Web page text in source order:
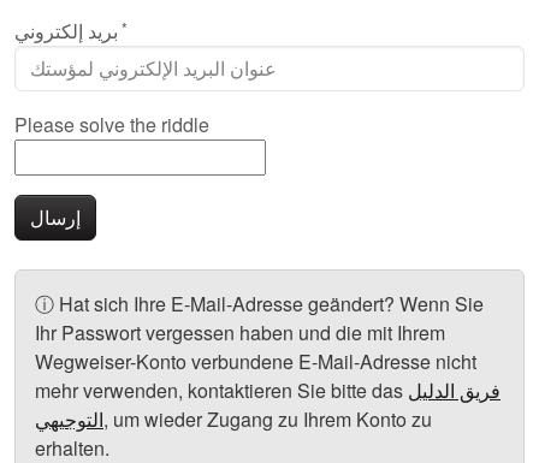
بريد إلكتروني
Please solve the riddle
إرسال
ⓘ Hat sich Ihre E-Mail-Adresse geändert? Wenn Sie
Ihr Passwort vergessen haben und die mit Ihrem
Wegweiser-Konto verbundene E-Mail-Adresse nicht
mehr verwenden, kontaktieren Sie bitte das فريق الدليل
التوجيهي, um wieder Zugang zu Ihrem Konto zu
erhalten.